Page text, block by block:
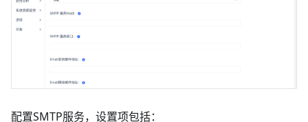
配置SMTP服务，设置项包括：